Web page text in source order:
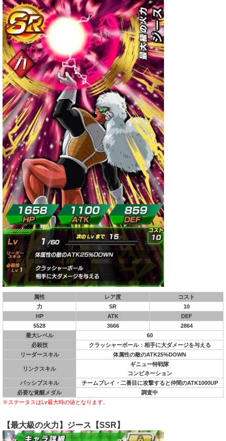
属性 レア度
コスト
力
SR
10
HP
ATK
DEF
5528
3666
2864
最大レベル
60
必殺技
クラッシャーボール：相手に大ダメージを与える
リーダースキル
体属性の敵のATK25%DOWN
リンクスキル
ギニュー特戦隊
コンビネーション
パッシブスキル
チームプレイ・二番目に攻撃すると仲間のATK1000UP
必要な覚醒メダル
調査中
※ステータスはLv最大時の値となります。
【最大級の火力】ジース【SSR】